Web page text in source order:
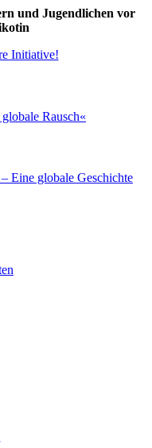
und Jugendlichen vor
Initiative!
Rausch«
Eine globale Geschichte